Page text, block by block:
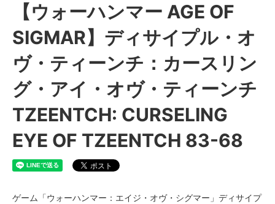
【ウォーハンマー AGE OF
SIGMAR】ディサイプル・オ
ヴ・ティーンチ：カースリン
グ・アイ・オヴ・ティーンチ
TZEENTCH: CURSELING
EYE OF TZEENTCH 83-68
ゲーム「ウォーハンマー：エイジ・オヴ・シグマー」ディサイプ